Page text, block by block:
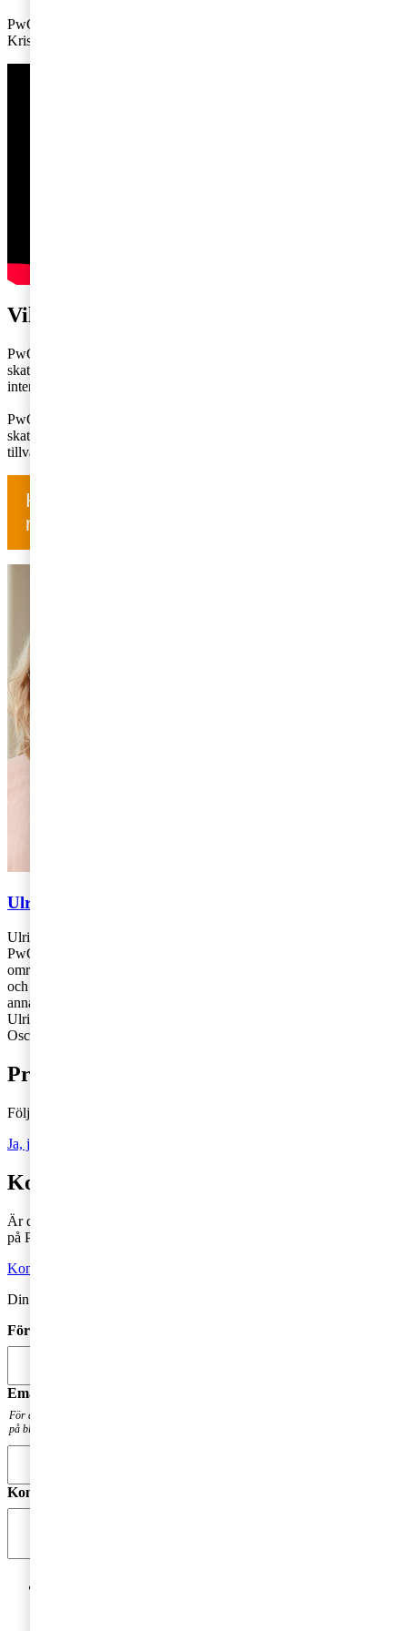
PwC:s skatteexpert Oscar Warglo intervjuar Cecilia Engström från
Kristdemokraterna. Se hela intervjun här, 15 minuter.
Vill du veta mer?
PwC intervjuar samtliga riksdagspartier om deras syn på
skattepolitiken inför valet 2026. Ta del av övriga genomförda
intervjuer på
PwC arrangerar även ett seminarium i Almedalen med fokus på
skatternas roll i valet – som politiskt slagträ eller som grund för
tillväxt. Läs mer om seminariet
Har du frågor om skatt? Kontakta oss för
rådgivning
Ulrika Lundh Eriksson och Oscar Warglo
Ulrika Lundh Eriksson och Oscar Warglo är skatterådgivare på
PwC:s kontor i Göteborg respektive Stockholm. Ulrika fokuserar på
området nationell och internationell företagsbeskattning för mindre
och medelstora företag och Oscar fokuserar på skattefrågor för bland
annat familje- och entreprenörsledda bolag.
Ulrika: 010-213 14 17,
Oscar: 010-213 32 40,
Prenumerera på Tax matters
Följ vår blogg och håll dig uppdaterad på det senaste inom skatt
Ja, jag vill prenumerera på Tax matters
Kontakta en skatterådgivare
Är du intresserad av våra tjänster och vill komma i kontakt med oss
på PwC?
Kontakta oss
Din kommentar publiceras i anslutning till blogginlägget.
Förnamn
Email
För att få en notis när din fråga har besvarats. Din mailadress kommer inte att publiceras
på bloggen.
Kommentar